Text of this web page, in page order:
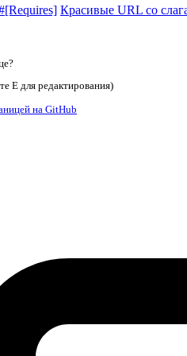
Красивые URL со
нажмите E для редактирования)
страницей на GitHub